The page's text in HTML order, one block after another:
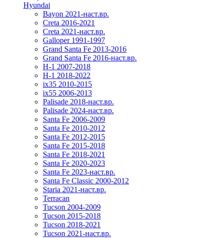
Hyundai
Bayon 2021-наст.вр.
Creta 2016-2021
Creta 2021-наст.вр.
Galloper 1991-1997
Grand Santa Fe 2013-2016
Grand Santa Fe 2016-наст.вр.
H-1 2007-2018
H-1 2018-2022
ix35 2010-2015
ix55 2006-2013
Palisade 2018-наст.вр.
Palisade 2024-наст.вр.
Santa Fe 2006-2009
Santa Fe 2010-2012
Santa Fe 2012-2015
Santa Fe 2015-2018
Santa Fe 2018-2021
Santa Fe 2020-2023
Santa Fe 2023-наст.вр.
Santa Fe Classic 2000-2012
Staria 2021-наст.вр.
Terracan
Tucson 2004-2009
Tucson 2015-2018
Tucson 2018-2021
Tucson 2021-наст.вр.